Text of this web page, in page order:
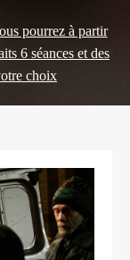
pourrez à partir
6 séances et des
choix